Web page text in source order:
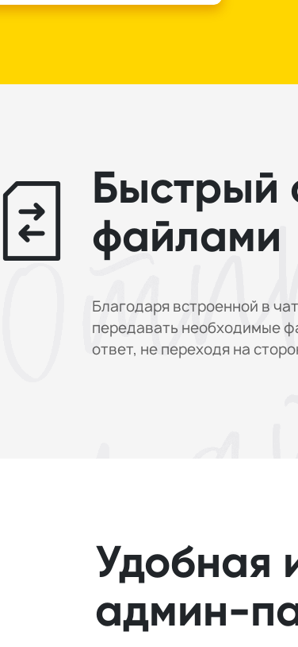
Быстрый
файлами
Благодаря встроенной в
передавать необходимые
ответ, не переходя на
Удобная
админ-